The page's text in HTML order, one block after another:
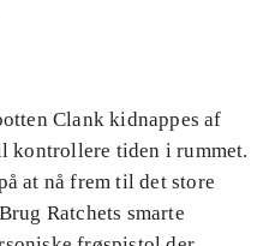
Clank kidnappes af
kontrollere tiden i rummet.
at nå frem til det store
Ratchets smarte